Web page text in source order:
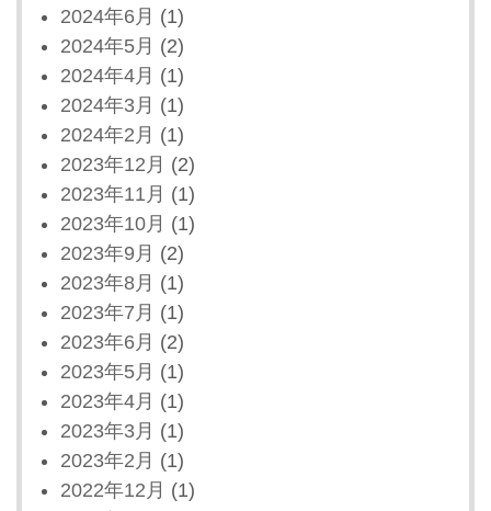
2024年6月 (1)
2024年5月 (2)
2024年4月 (1)
2024年3月 (1)
2024年2月 (1)
2023年12月 (2)
2023年11月 (1)
2023年10月 (1)
2023年9月 (2)
2023年8月 (1)
2023年7月 (1)
2023年6月 (2)
2023年5月 (1)
2023年4月 (1)
2023年3月 (1)
2023年2月 (1)
2022年12月 (1)